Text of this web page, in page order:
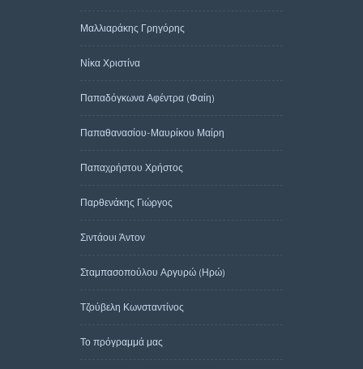
Μαλλιαράκης Γρηγόρης
Νίκα Χριστίνα
Παπαδόγκωνα Αφέντρα (Φαίη)
Παπαθανασίου-Μαυρίκου Μαίρη
Παπαχρήστου Χρήστος
Παρθενάκης Γιώργος
Σιντάουι Άντον
Σταμπασοπούλου Αργυρώ (Ηρώ)
Τζούβελη Κωνσταντίνος
Το πρόγραμμά μας